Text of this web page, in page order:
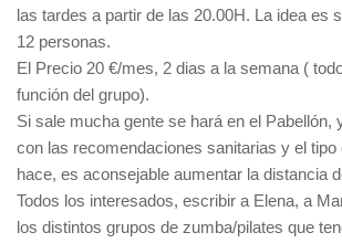
las tardes a partir de las 20.00H. La idea es
12 personas.
El Precio 20 €/mes, 2 dias a la semana (
función del grupo).
Si sale mucha gente se hará en el Pabellón,
con las recomendaciones sanitarias y el tipo
hace, es aconsejable aumentar la distancia
Todos los interesados, escribir a Elena, a
los distintos grupos de zumba/pilates que